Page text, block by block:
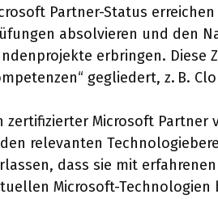
Partner-Status
absolvieren und den
erbringen. Diese
gegliedert, z. B.
zertifizierter Microsoft Partner
relevanten
dass sie mit
Microsoft-Technologien